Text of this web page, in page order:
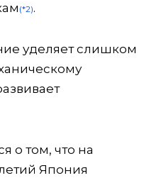
(*2).
уделяет слишком
о том, что на
Япония